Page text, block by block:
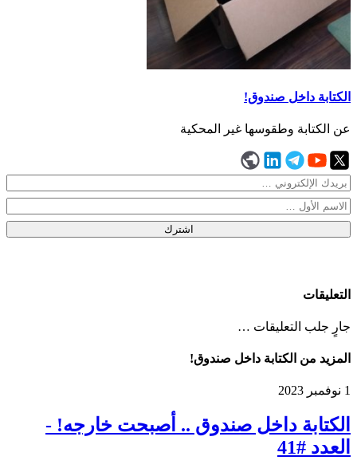
الكتابة داخل صندوق!
عن الكتابة وطقوسها غير المحكية
اشترك
التعليقات
جارٍ جلب التعليقات …
المزيد من الكتابة داخل صندوق!
1 نوفمبر 2023
الكتابة داخل صندوق .. أصبحت خارجه! -
العدد #41